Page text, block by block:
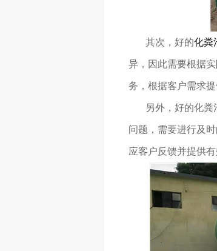
其次，好的化粪
异，因此需要根据
务，根据客户需求提
另外，好的化粪
问题，需要进行及
应客户反馈并提供有